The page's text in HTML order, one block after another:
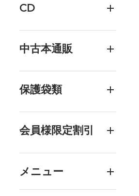
CD
中古本通販
保護袋類
会員様限定割引
メニュー